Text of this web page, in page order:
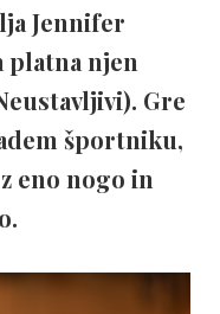
Jennifer
platna njen
Gre
športniku,
eno nogo in